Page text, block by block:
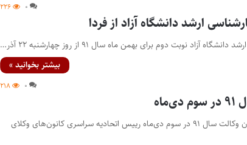
۰ ۲۲۶
ارشد دانشگاه آزاد از فردا
نوبت دوم برای بهمن ماه سال ۹۱ از روز چهارشنبه ۲۲ آذر…
بیشتر بخوانید »
۰ ۲۱۸
علی مندنی‌پور خبر داد: اعلام نتایج آزمون وکالت سال ۹۱ در سوم دی‌ماه رییس اتحادیه سراسری کانون‌های وکلای